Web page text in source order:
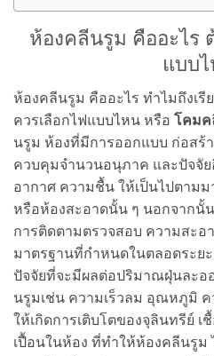
ห้องคลีนรูม คืออะไร
แบบ
ห้องคลีนรูม คืออะไร ทำไมถึงเรี
ควรเลือกไฟแบบไหน หรือ โคมค
นรูม ห้องที่มีการออกแบบ ก่อสร้
ควบคุมจำนวนอนุภาค และปัจจั
อากาศ ความชื้น ให้เป็นไปตาม
หรือห้องสะอาดนั้น ๆ นอกจากนั้น
การติดตามตรวจสอบ ความสะอ
มาตรฐานที่กำหนดในตลอดระย
ปัจจัยที่จะมีผลต่อปริมาณฝุ่นละอ
นรูมเช่น ความเร็วลม อุณหภูมิ
ให้เกิดการเติบโตของจุลินทรีย์
เปื้อนในห้อง ที่ทำให้ห้องคลีนรูม